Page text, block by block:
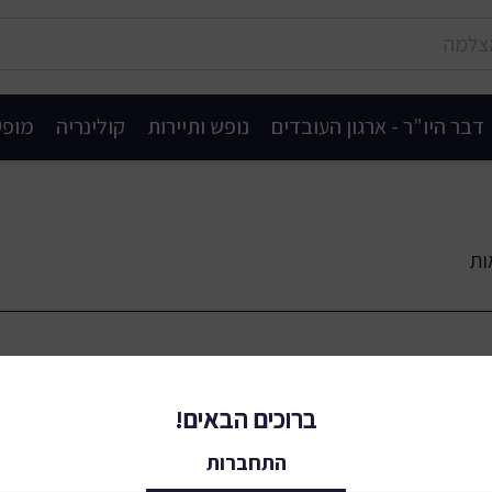
נופש ותיירות קולינריה דבר היו"ר - ארגון העובדים
ברוכים הבאים!
התחברות